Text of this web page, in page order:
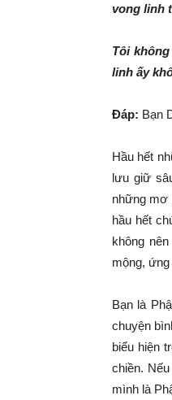
vong linh
Tôi
linh ấy
Đáp: Bạn
Hầu hết
lưu giữ
những mơ
hầu hết
không
mộng,
Bạn là
chuyện
biểu hiện
chiền.
mình là